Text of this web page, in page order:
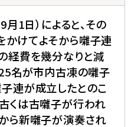
月1日）によると、その
かけてよそから囃子連
経費を幾分なりと減
名が市内古凍の囃子
連が成立したとのこ
くは古囃子が行われ
ら新囃子が演奏され